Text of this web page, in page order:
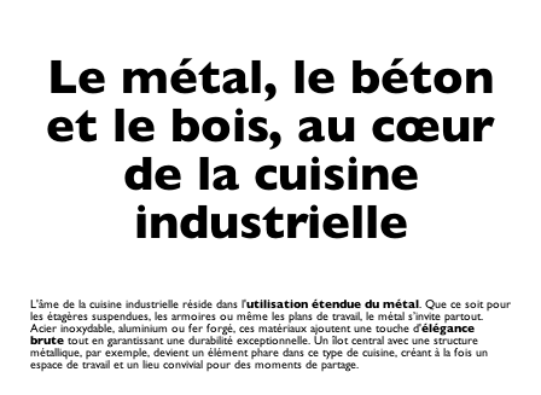
Le métal, le béton
et le bois, au cœur
de la cuisine
industrielle
L'âme de la cuisine industrielle réside dans l'utilisation étendue du métal . Que ce soit pour
les étagères suspendues, les armoires ou même les plans de travail, le métal s’invite partout.
Acier inoxydable, aluminium ou fer forgé, ces matériaux ajoutent une touche d'élégance
brute tout en garantissant une durabilité exceptionnelle. Un îlot central avec une structure
métallique, par exemple, devient un élément phare dans ce type de cuisine, créant à la fois un
espace de travail et un lieu convivial pour des moments de partage.